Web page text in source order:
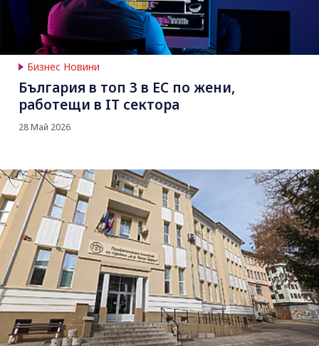
Бизнес Новини
България в топ 3 в ЕС по жени,
работещи в IT сектора
28 Май 2026